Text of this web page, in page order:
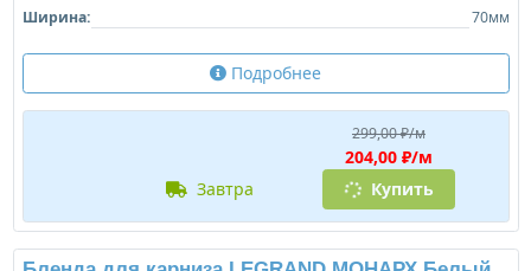
Ширина:
70мм
Подробнее
299,00 ₽/м
204,00 ₽/м
завтра
Купить